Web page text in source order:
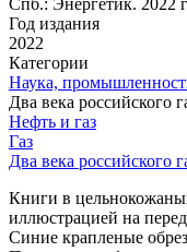
Спб.: Энергетик. 2022
Год издания
2022
Категории
Наука,
Два века российского
Нефть и газ
Газ
Два века российского
Книги в
иллюстрацией на
Синие крапленые